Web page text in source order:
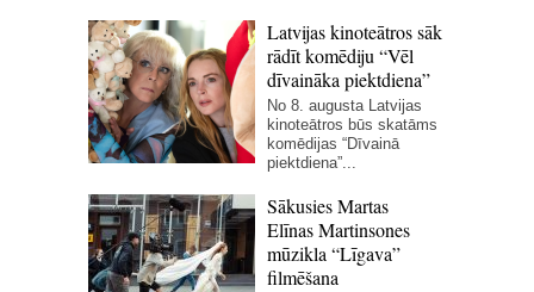
Latvijas kinoteātros sāk
rādīt komēdiju “Vēl
dīvaināka piektdiena”
No 8. augusta Latvijas
kinoteātros būs skatāms
komēdijas “Dīvainā
piektdiena”...
Sākusies Martas
Elīnas Martinsones
mūzikla “Līgava”
filmēšana